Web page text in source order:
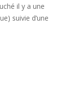
il y a une
suivie d’une